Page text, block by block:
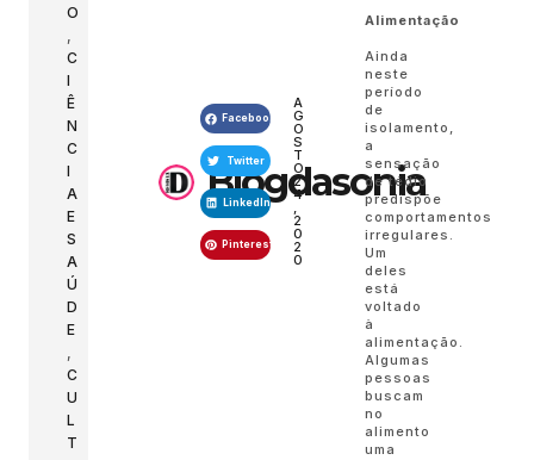
O
C
I
Ê
N
C
I
A
E
S
A
Ú
D
E
C
U
L
T
Blogdasonia
Facebook
Twitter
LinkedIn
Pinterest
A
G
O
S
T
O
2
4
,
2
0
2
0
Alimentação
Ainda
neste
período
de
isolamento,
a
sensação
de tédio
predispõe
comportamentos
irregulares.
Um
deles
está
voltado
à
alimentação.
Algumas
pessoas
buscam
no
alimento
uma